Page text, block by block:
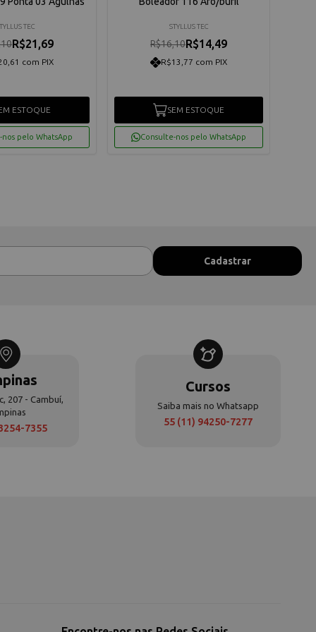
TEC
R$21,69
com PIX
ESTOQUE
nos pelo WhatsApp
STYLLUS TEC
R$16,10R$14,49
R$13,77 com PIX
SEM ESTOQUE
Consulte-nos pelo WhatsApp
207 - Cambuí,
7355
Cursos
Saiba mais no Whatsapp
55 (11) 94250-7277